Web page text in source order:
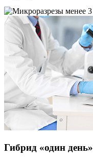
Гибрид «один день»